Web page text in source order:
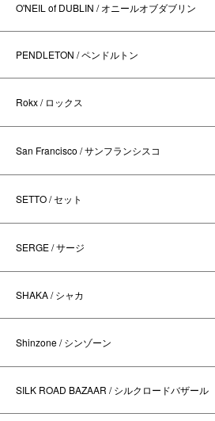
O'NEIL of DUBLIN / オニールオブダブリン
PENDLETON / ペンドルトン
Rokx / ロックス
San Francisco / サンフランシスコ
SETTO / セット
SERGE / サージ
SHAKA / シャカ
Shinzone / シンゾーン
SILK ROAD BAZAAR / シルクロードバザール